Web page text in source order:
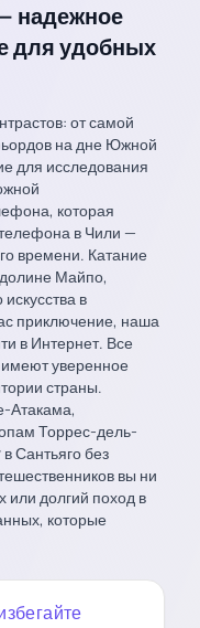
надежное
для удобных
от самой
на дне Южной
для исследования
которая
в Чили —
времени. Катание
Майпо,
в
приключение, наша
в Интернет. Все
уверенное
страны.
Атакама,
Торрес-дель-
Сантьяго без
вы ни
или долгий поход в
которые